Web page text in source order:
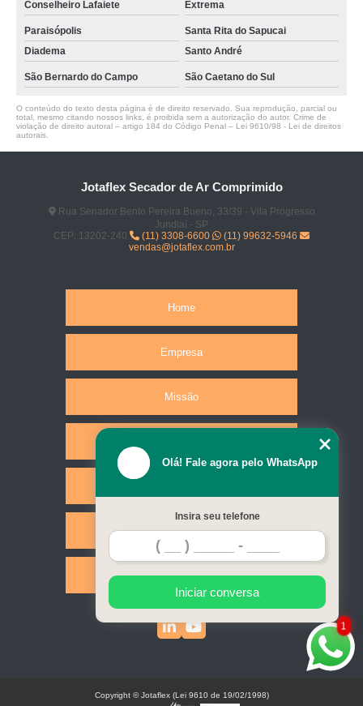
Conselheiro Lafaiete Extrema
Paraisópolis
Santa Rita do Sapucai
Diadema
Santo André
São Bernardo do Campo São Caetano do Sul
O conteúdo do texto desta página é de direito reservado. Sua reprodução, parcial ou
total, mesmo citando nossos links, é proibida sem a autorização do autor. Crime de
violação de direito autoral – artigo 184 do Código Penal – Lei 9610/98 - Lei de direitos
autorais
Jotaflex Secador de Ar Comprimido
Rua Senador Bento Pereira Bueno, 33/39 - Vila Progresso
Jundiaí - SP
CEP: 13202-240
(11) 3308-6600
(11) 99632-5946
vendas@jotaflex.com.br
Home
Empresa
Missão
Contato
Mapa do site
1
Olá! Fale agora pelo WhatsApp
Insira seu telefone
Iniciar conversa
Copyright © Jotaflex (Lei 9610 de 19/02/1998)